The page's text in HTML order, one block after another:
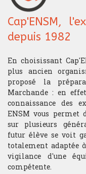
Cap'ENSM,
depuis 1982
En choisissant
plus ancien
proposé la
Marchande : en
connaissance des
ENSM vous permet
sur plusieurs
futur élève se voit
totalement adaptée
vigilance d'une
compétente.